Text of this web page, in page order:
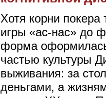
Хотя корни
игры «ас-нас» до
форма
частью культуры
выживания: за
деньгами, а